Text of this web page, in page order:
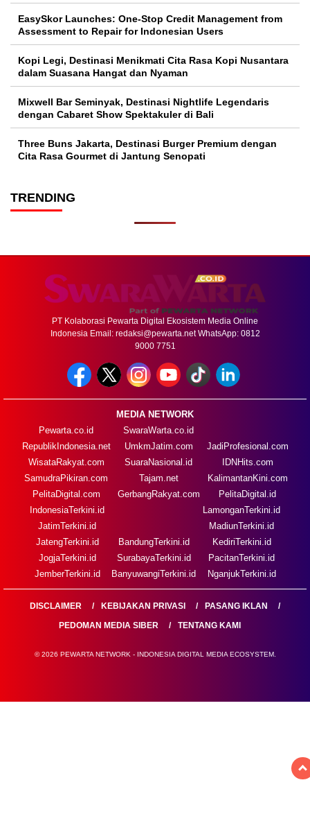
EasySkor Launches: One-Stop Credit Management from
Assessment to Repair for Indonesian Users
Kopi Legi, Destinasi Menikmati Cita Rasa Kopi Nusantara
dalam Suasana Hangat dan Nyaman
Mixwell Bar Seminyak, Destinasi Nightlife Legendaris
dengan Cabaret Show Spektakuler di Bali
Three Buns Jakarta, Destinasi Burger Premium dengan
Cita Rasa Gourmet di Jantung Senopati
TRENDING
PT Kolaborasi Pewarta Digital Ekosistem Media Online
Indonesia Email: redaksi@pewarta.netWhatsApp: 0812
9000 7751
MEDIA NETWORK
Pewarta.co.id
RepublikIndonesia.net
WisataRakyat.com
SamudraPikiran.com
PelitaDigital.com
SwaraWarta.co.id
UmkmJatim.com
SuaraNasional.id
Tajam.net
GerbangRakyat.com
JadiProfesional.com
IDNHits.com
KalimantanKini.com
PelitaDigital.id
IndonesiaTerkini.id
JatimTerkini.id
JatengTerkini.id
JogjaTerkini.id
JemberTerkini.id
BandungTerkini.id
SurabayaTerkini.id
BanyuwangiTerkini.id
LamonganTerkini.id
MadiunTerkini.id
KediriTerkini.id
PacitanTerkini.id
NganjukTerkini.id
DISCLAIMER KEBIJAKAN PRIVASI
PASANG IKLAN
PEDOMAN MEDIA SIBER
TENTANG KAMI
© 2026 PEWARTA NETWORK - INDONESIA DIGITAL MEDIA ECOSYSTEM.